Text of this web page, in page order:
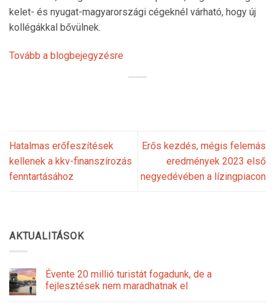
kelet- és nyugat-magyarországi cégeknél várható, hogy új
kollégákkal bővülnek.
Tovább a blogbejegyzésre
Hatalmas erőfeszítések
kellenek a kkv-finanszírozás
fenntartásához
Erős kezdés, mégis felemás
eredmények 2023 első
negyedévében a lízingpiacon
AKTUALITÁSOK
Évente 20 millió turistát fogadunk, de a
fejlesztések nem maradhatnak el